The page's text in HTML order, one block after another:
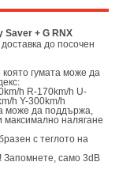
Saver + G RNX
до посочен
гумата може да
h R-170km/h U-
h Y-300km/h
може да поддържа,
максимално налягане
с теглото на
Запомнете, само 3dB